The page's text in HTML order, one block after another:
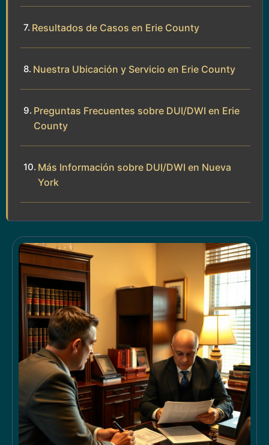
Resultados de Casos en Erie County
Nuestra Ubicación y Servicio en Erie County
Preguntas Frecuentes sobre DUI/DWI en Erie
County
Más Información sobre DUI/DWI en Nueva
York